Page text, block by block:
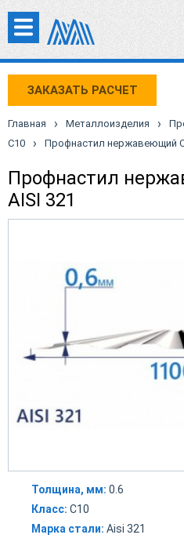
ЗАКАЗАТЬ РАСЧЕТ
Главная › Металлоизделия ›
С10 › Профнастил нержавеющий
Профнастил
AISI 321
Толщина, мм: 0.6
Класс: С10
Марка стали: Aisi 321